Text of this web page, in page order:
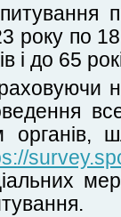
року по
і до 65
органів,